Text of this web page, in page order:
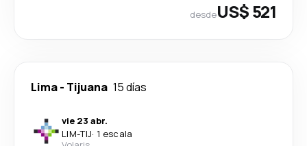
desdeUS$ 521
Lima- Tijuana 15 días
vie 23 abr.
LIM-TIJ· 1 escala